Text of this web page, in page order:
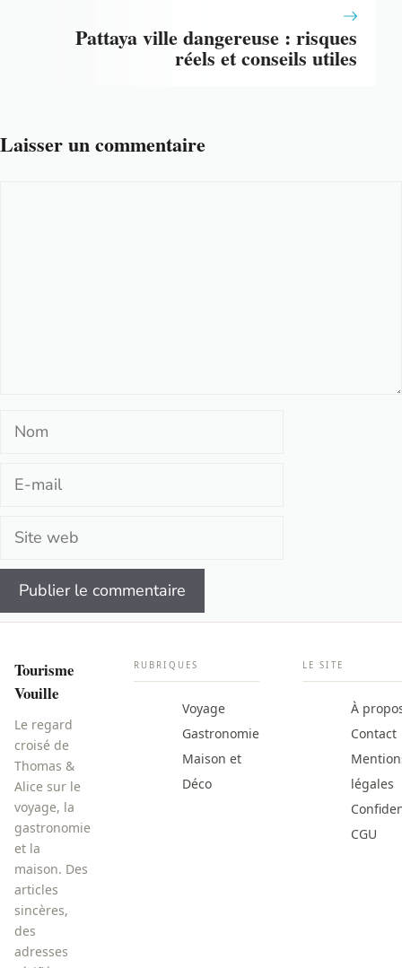
Pattaya ville dangereuse : risques
réels et conseils utiles
Laisser un commentaire
Nom
Site
Tourisme
Vouille
Le regard
croisé de
Thomas &
Alice sur le
voyage, la
gastronomie
et la
maison. Des
articles
sincères,
des
adresses
RUBRIQUES
Voyage
Gastronomie
Maison et
Déco
LE SITE
À
Contact
légales
CGU